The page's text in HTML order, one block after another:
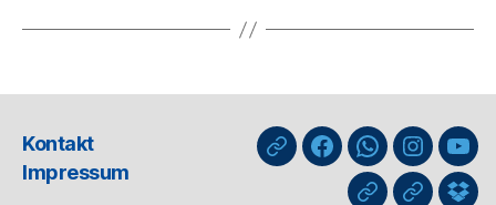
Kontakt
Impressum
nuLigaFacebookWhatsApp-
Kanal